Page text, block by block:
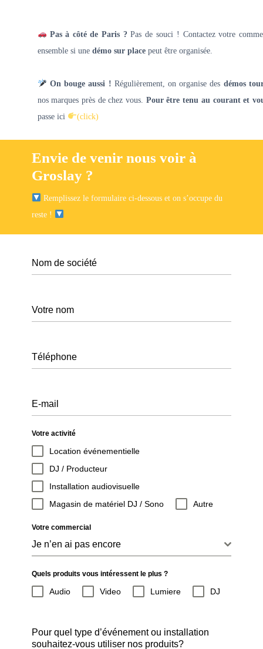
Pas à côté de Paris ? Pas de souci ! Contactez votre
ensemble si une démo sur placepeut être organisée.
On bouge aussi ! Régulièrement, on organise des démos
nos marques près de chez vous. Pour être tenu au courant et
passe ici
(click)
Envie de venir nous voir à
Groslay ?
Remplissez le formulaire ci-dessous et on s’occupe du
reste !
Nom de société
Votre nom
Téléphone
E-mail
Votre activité
Location événementielle
DJ / Producteur
Installation audiovisuelle
Magasin de matériel DJ / Sono
Autre
Votre commercial
Je n’en ai pas encore
Quels produits vous intéressent le plus ?
Audio Video Lumiere DJ
Pour quel type d’événement ou installation
souhaitez-vous utiliser nos produits?